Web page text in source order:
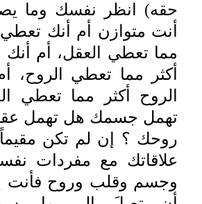
حقه) انظر نفسك وما
أنت متوازن أم أنك
مما تعطي العقل، أم
أكثر مما تعطي الروح،
الروح أكثر مما تعطي
تهمل جسمك هل تهمل
روحك ؟ إن لم تكن
علاقاتك مع مفردات
وجسم وقلب وروح فأنت